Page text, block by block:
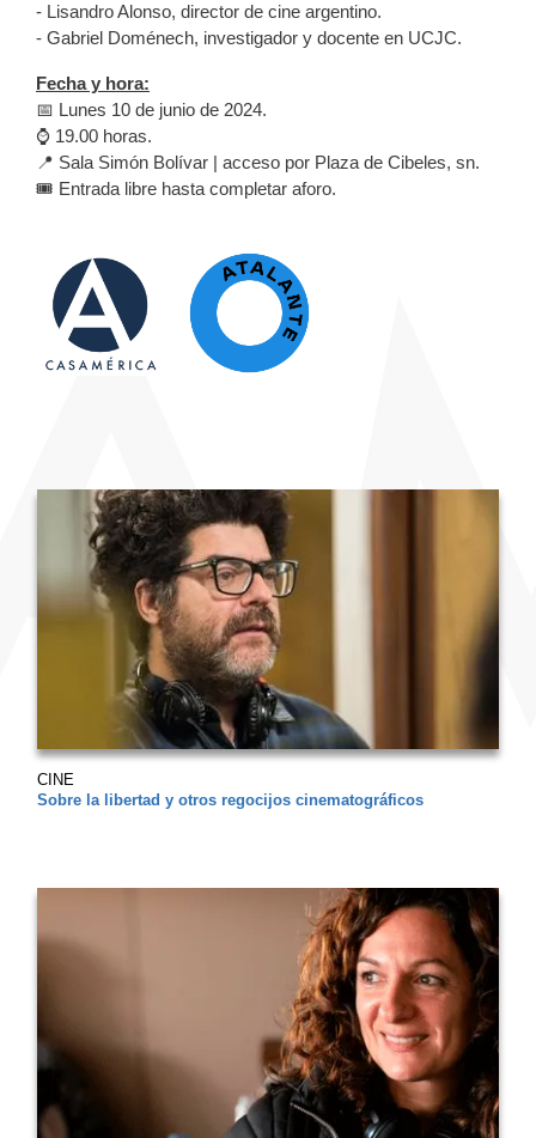
- Lisandro Alonso, director de cine argentino.
- Gabriel Doménech, investigador y docente en UCJC.
Fecha y hora:
📅 Lunes 10 de junio de 2024.
⌚️ 19.00 horas.
📍 Sala Simón Bolívar | acceso por Plaza de Cibeles, sn.
🎟️ Entrada libre hasta completar aforo.
CINE
Sobre la libertad y otros regocijos cinematográficos